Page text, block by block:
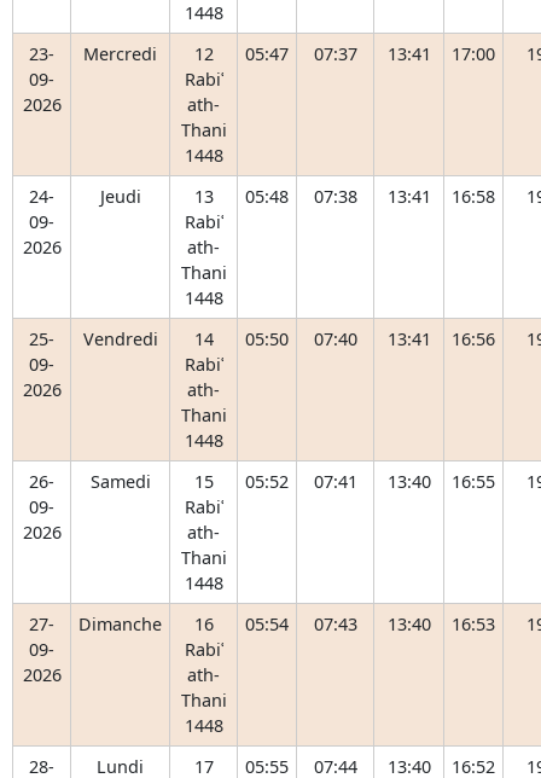
1448
23-
09-
2026
Mercredi
12
Rabiʿ
ath-
Thani
1448
05:47 07:37 13:41 17:00
24-
09-
2026
Jeudi
13
Rabiʿ
ath-
Thani
1448
05:48 07:38 13:41 16:58
25-
09-
2026
Vendredi
14
Rabiʿ
ath-
Thani
1448
05:50 07:40 13:41 16:56
26-
09-
2026
Samedi
15
Rabiʿ
ath-
Thani
1448
05:52 07:41 13:40 16:55
27-
09-
2026
Dimanche
16
Rabiʿ
ath-
Thani
1448
05:54 07:43 13:40 16:53
28-
Lundi
17
05:55 07:44 13:40 16:52